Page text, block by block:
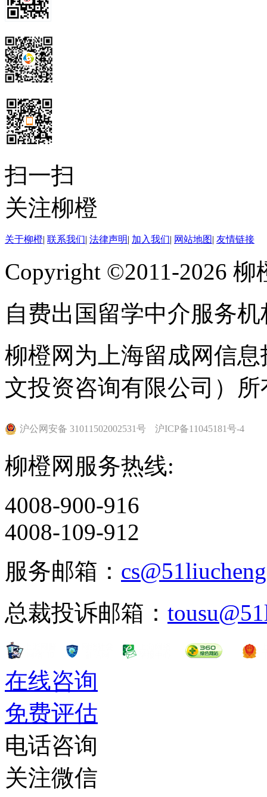
扫一扫
关注柳橙
关于柳橙| 联系我们| 法律声明| 加入我们| 网站地图| 友情链接
Copyright ©2011-2026
自费出国留学中介服务
柳橙网为上海留成网信
文投资咨询有限公司）所
沪公网安备 31011502002531号 沪ICP备11045181号-4
柳橙网服务热线:
4008-900-916
4008-109-912
服务邮箱：
总裁投诉邮箱：
在线咨询
免费评估
电话咨询
关注微信